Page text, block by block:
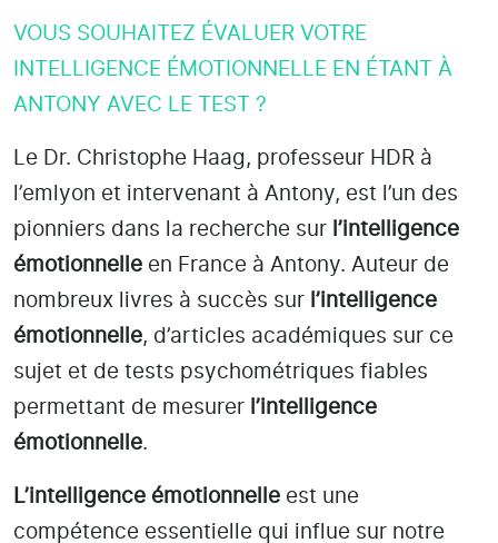
VOUS SOUHAITEZ ÉVALUER VOTRE
INTELLIGENCE ÉMOTIONNELLE EN ÉTANT À
ANTONY AVEC LE TEST ?
Le Dr. Christophe Haag, professeur HDR à
l’emlyon et intervenant à Antony, est l’un des
pionniers dans la recherche sur l’intelligence
émotionnelle en France à Antony. Auteur de
nombreux livres à succès sur l’intelligence
émotionnelle, d’articles académiques sur ce
sujet et de tests psychométriques fiables
permettant de mesurer l’intelligence
émotionnelle.
L’intelligence émotionnelle est une
compétence essentielle qui influe sur notre